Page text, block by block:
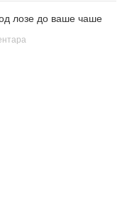
лозе до ваше чаше